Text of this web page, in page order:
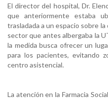
El director del hospital, Dr.
que anteriormente estaba
trasladada a un espacio sobre
sector que antes albergaba la
la medida busca ofrecer un
para los pacientes, evitando
centro asistencial.
La atención en la Farmacia